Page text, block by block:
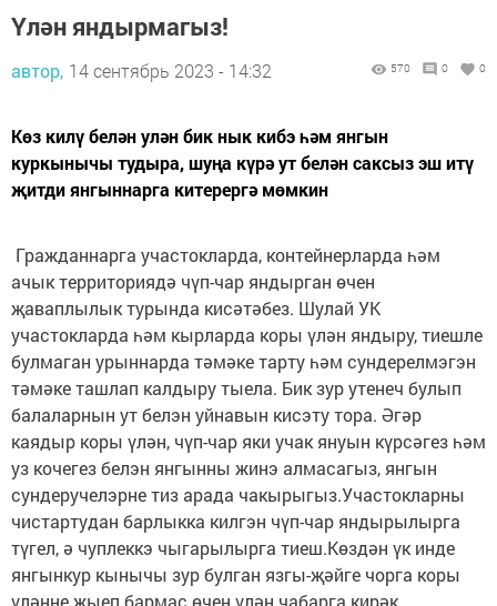
Үлән яндырмагыз!
автор, 14 сентябрь 2023 - 14:32 570 0 0
Көз килү белән улән бик нык кибэ һәм янгын
куркынычы тудыра, шуңа күрә ут белән саксыз эш итү
җитди янгыннарга китерергә мөмкин
Гражданнарга участокларда, контейнерларда һәм
ачык территориядә чүп-чар яндырган өчен
җаваплылык турында кисәтәбез. Шулай УК
участокларда һәм кырларда коры үлән яндыру, тиешле
булмаган урыннарда тәмәке тарту һәм сундерелмэгэн
тәмәке ташлап калдыру тыела. Бик зур утенеч булып
балаларнын ут белэн уйнавын кисэту тора. Әгәр
каядыр коры үлән, чүп-чар яки учак януын күрсәгез һәм
уз кочегез белэн янгынны жинэ алмасагыз, янгын
сундеручелэрне тиз арада чакырыгыз.Участокларны
чистартудан барлыкка килгэн чүп-чар яндырылырга
түгел, ә чуплеккэ чыгарылырга тиеш.Көздән үк инде
янгынкур кынычы зур булган язгы-җәйге чорга коры